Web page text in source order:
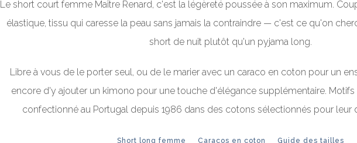
Le short court femme Maître Renard, c'est la légèreté poussée à son maximum.
élastique, tissu qui caresse la peau sans jamais la contraindre — c'est ce qu'on
short de nuit plutôt qu'un pyjama long.
Libre à vous de le porter seul, ou de le marier avec un caraco en coton pour un
encore d'y ajouter un kimono pour une touche d'élégance supplémentaire. Motifs
confectionné au Portugal depuis 1986 dans des cotons sélectionnés pour leur
Short long femme Caracos en coton Guide des tailles